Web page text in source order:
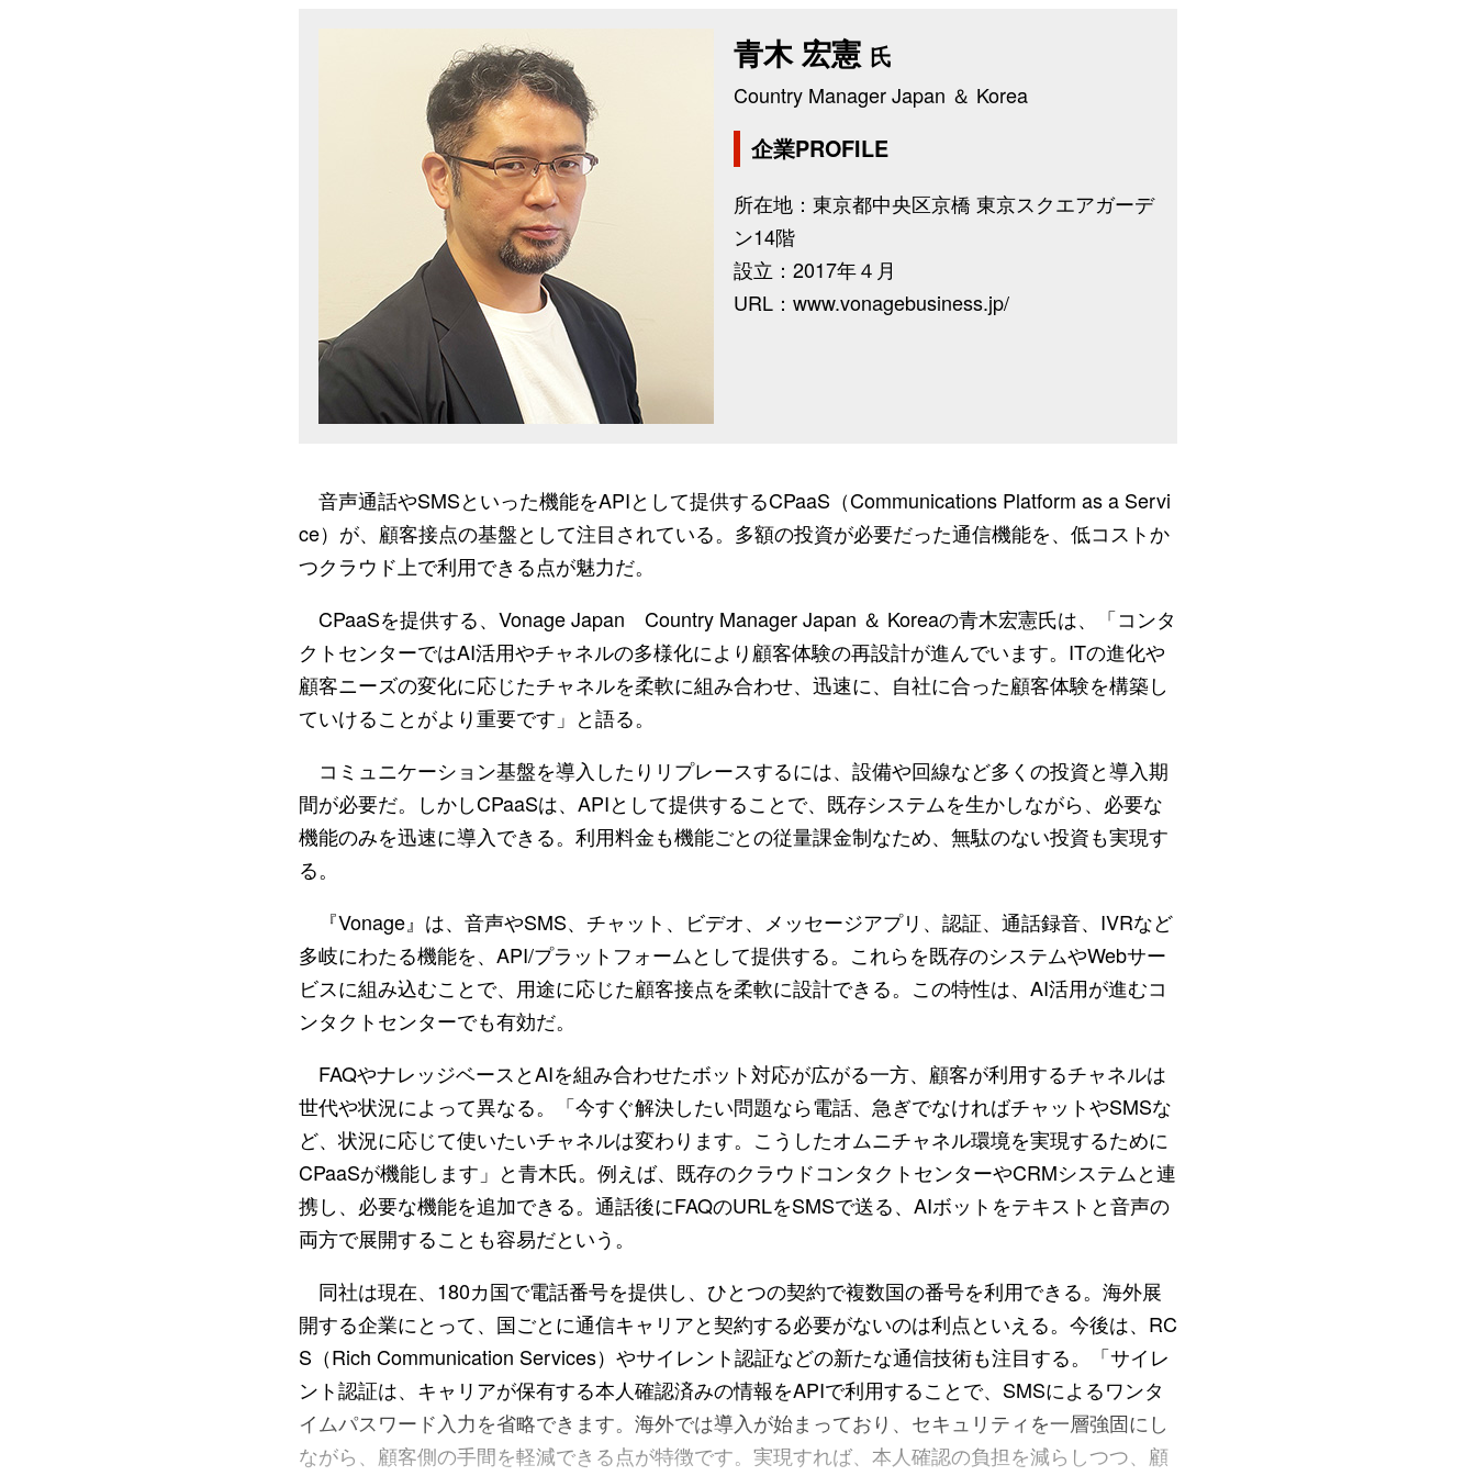
青木 宏憲 氏
Country Manager Japan ＆ Korea
企業PROFILE
所在地：東京都中央区京橋 東京スクエアガーデ
ン14階
設立：2017年４月
URL：www.vonagebusiness.jp/
音声通話やSMSといった機能をAPIとして提供するCPaaS（Communications Platform as a Servi
ce）が、顧客接点の基盤として注目されている。多額の投資が必要だった通信機能を、低コストか
つクラウド上で利用できる点が魅力だ。
CPaaSを提供する、Vonage Japan Country Manager Japan ＆ Koreaの青木宏憲氏は、「コンタ
クトセンターではAI活用やチャネルの多様化により顧客体験の再設計が進んでいます。ITの進化や
顧客ニーズの変化に応じたチャネルを柔軟に組み合わせ、迅速に、自社に合った顧客体験を構築し
ていけることがより重要です」と語る。
コミュニケーション基盤を導入したりリプレースするには、設備や回線など多くの投資と導入期
間が必要だ。しかしCPaaSは、APIとして提供することで、既存システムを生かしながら、必要な
機能のみを迅速に導入できる。利用料金も機能ごとの従量課金制なため、無駄のない投資も実現す
る。
『Vonage』は、音声やSMS、チャット、ビデオ、メッセージアプリ、認証、通話録音、IVRなど
多岐にわたる機能を、API/プラットフォームとして提供する。これらを既存のシステムやWebサー
ビスに組み込むことで、用途に応じた顧客接点を柔軟に設計できる。この特性は、AI活用が進むコ
ンタクトセンターでも有効だ。
FAQやナレッジベースとAIを組み合わせたボット対応が広がる一方、顧客が利用するチャネルは
世代や状況によって異なる。「今すぐ解決したい問題なら電話、急ぎでなければチャットやSMSな
ど、状況に応じて使いたいチャネルは変わります。こうしたオムニチャネル環境を実現するために
CPaaSが機能します」と青木氏。例えば、既存のクラウドコンタクトセンターやCRMシステムと連
携し、必要な機能を追加できる。通話後にFAQのURLをSMSで送る、AIボットをテキストと音声の
両方で展開することも容易だという。
同社は現在、180カ国で電話番号を提供し、ひとつの契約で複数国の番号を利用できる。海外展
開する企業にとって、国ごとに通信キャリアと契約する必要がないのは利点といえる。今後は、RC
S（Rich Communication Services）やサイレント認証などの新たな通信技術も注目する。「サイレ
ント認証は、キャリアが保有する本人確認済みの情報をAPIで利用することで、SMSによるワンタ
イムパスワード入力を省略できます。海外では導入が始まっており、セキュリティを一層強固にし
ながら、顧客側の手間を軽減できる点が特徴です。実現すれば、本人確認の負担を減らしつつ、顧